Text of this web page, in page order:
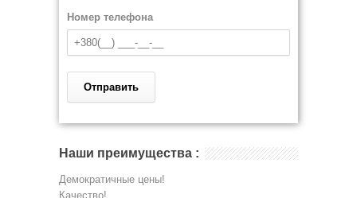
Номер телефона
Наши преимущества :
Демократичные цены!
Качество!